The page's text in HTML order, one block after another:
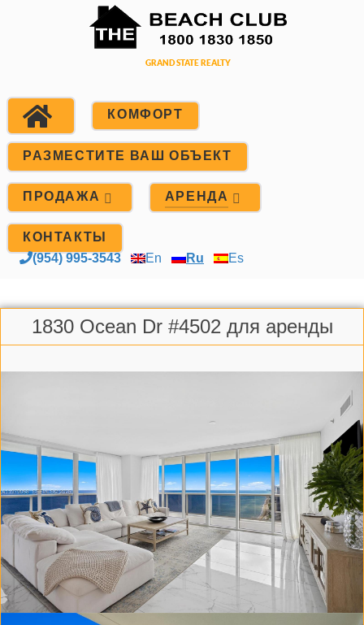
КОМФОРТ
РАЗМЕСТИТЕ ВАШ ОБЪЕКТ
ПРОДАЖА АРЕНДА
КОНТАКТЫ
(954) 995-3543 En Ru Es
1830 Ocean Dr #4502 для аренды